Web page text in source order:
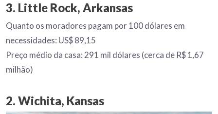
3. Little Rock, Arkansas
Quanto os moradores pagam por 100 dólares em
necessidades: US$ 89,15
Preço médio da casa: 291 mil dólares (cerca de R$ 1,67
milhão)
2. Wichita, Kansas